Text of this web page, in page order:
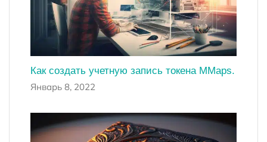
Как создать учетную запись токена MMaps.
Январь 8, 2022